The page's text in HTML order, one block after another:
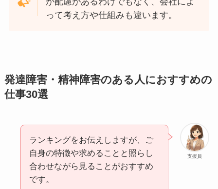
って考え方や仕組みも違います。
発達障害・精神障害のある人におすすめの
仕事30選
支援員
ランキングをお伝えしますが、ご
自身の特徴や求めることと照らし
合わせながら見ることがおすすめ
です。